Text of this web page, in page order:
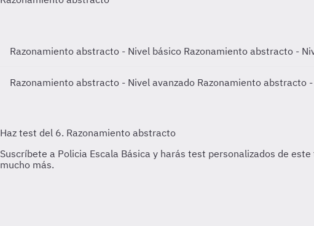
Razonamiento abstracto - Nivel básico Razonamiento abstracto -
Razonamiento abstracto - Nivel avanzado Razonamiento abstracto